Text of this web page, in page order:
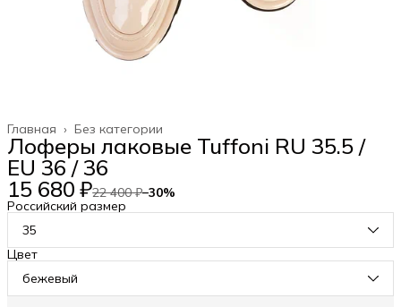
Без категории
Главная ›
Лоферы лаковые Tuffoni RU 35.5 /
EU 36 / 36
15 680 ₽22 400 ₽−30%
Российский размер
35
Цвет
бежевый